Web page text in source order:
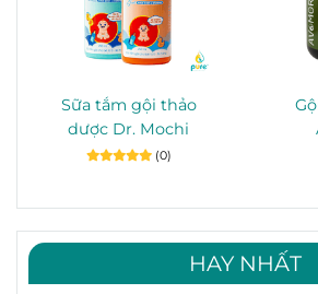
Sữa tắm gội thảo
dược Dr. Mochi
(0)
HAY NHẤT